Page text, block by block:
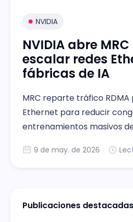
NVIDIA
NVIDIA abre
escalar redes
fábricas de IA
MRC reparte tráfico
Ethernet para reducir
entrenamientos masivos
9 de may. de 2026
Publicaciones destacadas